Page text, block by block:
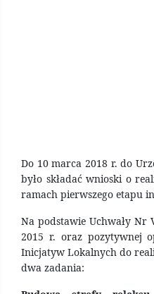
Do 10 marca 2018 r. do
było składać wnioski o
ramach pierwszego etapu
Na podstawie Uchwały Nr
2015 r. oraz pozytywnej
Inicjatyw Lokalnych do
dwa zadania: